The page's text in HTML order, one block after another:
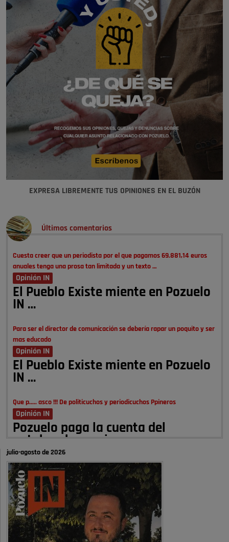
EXPRESA LIBREMENTE TUS OPINIONES EN EL BUZÓN
Últimos comentarios
Cuesta creer que un periodista por el que pagamos 69.881,14 euros
anuales tenga una prosa tan limitada y un texto …
Opinión IN
El Pueblo Existe miente en Pozuelo
IN …
Para ser el director de comunicación se debería rapar un poquito y ser
mas educado
Opinión IN
El Pueblo Existe miente en Pozuelo
IN …
Que p..... asco !!! De politicuchos y periodicuchos Ppineros
Opinión IN
Pozuelo paga la cuenta del
autobombo: casi …
Señora Alcaldesa Ud no ha vivido nunca en Pozuelo , pero yo si desde
hace más de 60 años , …
Pozuelo de Alarcón
Quejas por el deterioro de la
limpieza …
A ver si es posible que haya vivienda para familias con hijos y no
julio-agosto de 2026